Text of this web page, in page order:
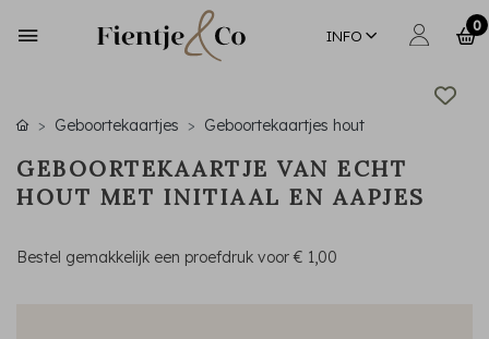
INFO
0
Geboortekaartjes Geboortekaartjes hout
GEBOORTEKAARTJE VAN ECHT
HOUT MET INITIAAL EN AAPJES
Bestel gemakkelijk een proefdruk voor€ 1,00